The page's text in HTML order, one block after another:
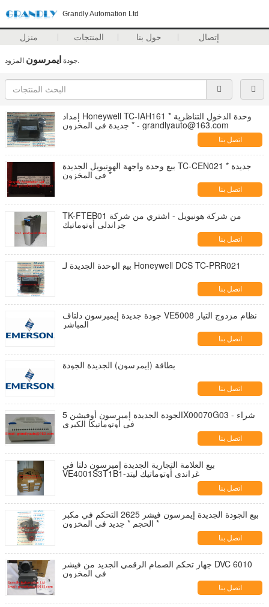
Grandly Automation Ltd
منزل المنتجات حول بنا إتصال
جودة ايمرسون المزود.
إمداد Honeywell TC-IAH161 وحدة الدخول التناظرية *
جديدة في المخزون * - grandlyauto@163.com
اتصل بنا
بيع وحدة واجهة الهونيويل الجديدة TC-CEN021 * جديدة
في المخزون *
اتصل بنا
TK-FTEB01 من شركة هونيويل - اشتري من شركة
جراندلي أوتوماتيك
اتصل بنا
بيع الوحدة الجديدة لـ Honeywell DCS TC-PRR021
اتصل بنا
جودة جديدة إيميرسون دلتاف VE5008 نظام مزدوج التيار
المباشر
اتصل بنا
بطاقة (إيمرسون) الجديدة الجودة
اتصل بنا
الجودة الجديدة إميرسون أوفيشن 5X00070G03 - شراء
في أوتوماتيكا الكبرى
اتصل بنا
بيع العلامة التجارية الجديدة إميرسون دلتا في
VE4001S3T1B1-غراندي أوتوماتيك ليتد
اتصل بنا
بيع الجودة الجديدة إيمرسون فيشر 2625 التحكم في مكبر
الحجم * جديد في المخزون *
اتصل بنا
جهاز تحكم الصمام الرقمي الجديد من فيشر DVC 6010
في المخزون
اتصل بنا